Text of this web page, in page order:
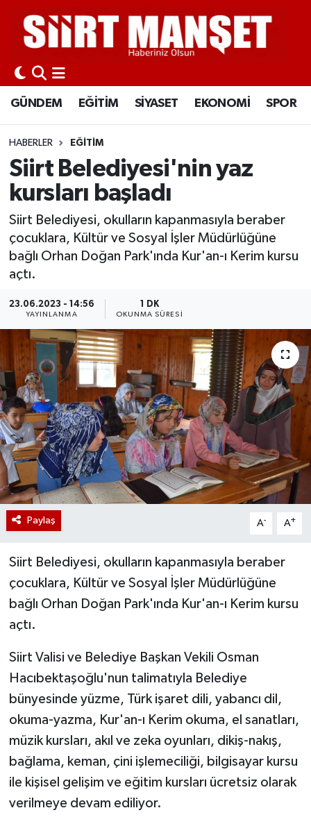
GÜNDEM EĞİTİM SİYASET EKONOMİ SPOR
HABERLER EĞİTİM
Siirt Belediyesi'nin yaz
kursları başladı
Siirt Belediyesi, okulların kapanmasıyla beraber
çocuklara, Kültür ve Sosyal İşler Müdürlüğüne
bağlı Orhan Doğan Park'ında Kur'an-ı Kerim kursu
açtı.
23.06.2023 - 14:56
YAYINLANMA
1 DK
OKUNMA SÜRESI
Paylaş A- A+
Siirt Belediyesi, okulların kapanmasıyla beraber
çocuklara, Kültür ve Sosyal İşler Müdürlüğüne
bağlı Orhan Doğan Park'ında Kur'an-ı Kerim kursu
açtı.
Siirt Valisi ve Belediye Başkan Vekili Osman
Hacıbektaşoğlu'nun talimatıyla Belediye
bünyesinde yüzme, Türk işaret dili, yabancı dil,
okuma-yazma, Kur'an-ı Kerim okuma, el sanatları,
müzik kursları, akıl ve zeka oyunları, dikiş-nakış,
bağlama, keman, çini işlemeciliği, bilgisayar kursu
ile kişisel gelişim ve eğitim kursları ücretsiz olarak
verilmeye devam ediliyor.
GÜNDEM
EĞİTİM
SİYASET
EKONOMİ
SPOR
İLÇELER
KÜLTÜR-SANAT
SAĞLIK-YAŞAM
Siirt Nöbetçi Eczaneler
Siirt Hava Durumu
Siirt Namaz Vakitleri
Siirt Trafik Yoğunluk Haritası
Süper Lig Puan Durumu ve Fikstür
Tüm Manşetler
Son Dakika Haberleri
Haber Arşivi